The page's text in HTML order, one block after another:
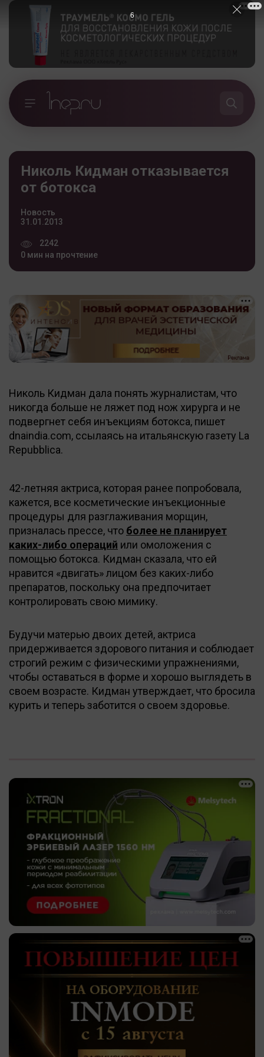
Николь Кидман отказывается
от ботокса
Новость
31.01.2013
2242
0 мин на прочтение
Николь Кидман дала понять журналистам, что
никогда больше не ляжет под нож хирурга и не
подвергнет себя инъекциям ботокса, пишет
dnaindia.com, ссылаясь на итальянскую газету La
Repubblica.
42-летняя актриса, которая ранее попробовала,
кажется, все косметические инъекционные
процедуры для разглаживания морщин,
призналась прессе, что более не планирует
каких-либо операций или омоложения с
помощью ботокса. Кидман сказала, что ей
нравится «двигать» лицом без каких-либо
препаратов, поскольку она предпочитает
контролировать свою мимику.
Будучи матерью двоих детей, актриса
придерживается здорового питания и соблюдает
строгий режим с физическими упражнениями,
чтобы оставаться в форме и хорошо выглядеть в
своем возрасте. Кидман утверждает, что бросила
курить и теперь заботится о своем здоровье.
5